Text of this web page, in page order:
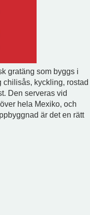
gratäng som byggs i
chilisås, kyckling, rostad
Den serveras vid
hela Mexiko, och
är det en rätt